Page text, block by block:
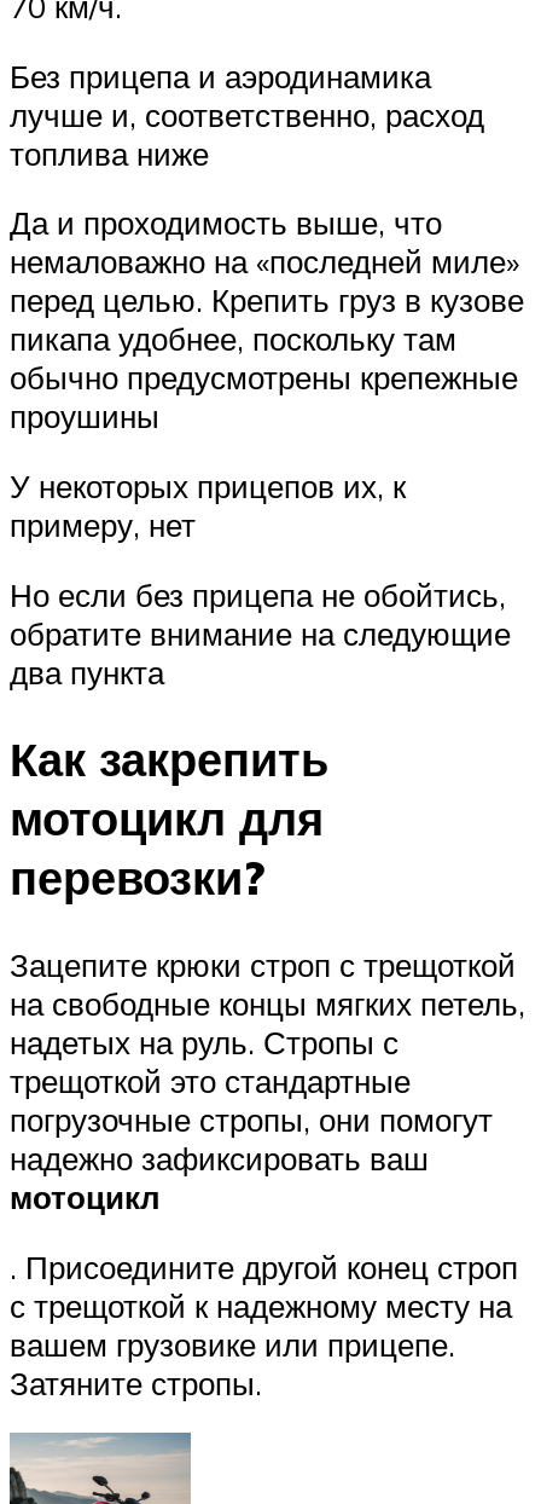
Без прицепа и аэродинамика
лучше и, соответственно, расход
топлива ниже
Да и проходимость выше, что
немаловажно на «последней миле»
перед целью. Крепить груз в кузове
пикапа удобнее, поскольку там
обычно предусмотрены крепежные
проушины
У некоторых прицепов их, к
примеру, нет
Но если без прицепа не обойтись,
обратите внимание на следующие
два пункта
Как закрепить
мотоцикл для
перевозки?
Зацепите крюки строп с трещоткой
на свободные концы мягких петель,
надетых на руль. Стропы с
трещоткой это стандартные
погрузочные стропы, они помогут
надежно зафиксировать ваш
мотоцикл
. Присоедините другой конец строп
с трещоткой к надежному месту на
вашем грузовике или прицепе.
Затяните стропы.